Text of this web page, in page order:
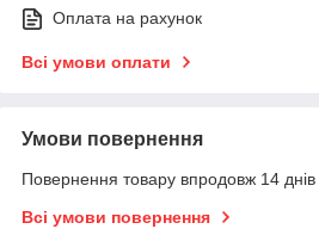
Оплата на рахунок
Всі умови оплати
Умови повернення
Повернення товару впродовж 14
Всі умови повернення